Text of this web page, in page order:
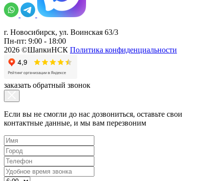
г. Новосибирск, ул. Воинская 63/3
Пн-пт: 9:00 - 18:00
2026 ©ШапкиНСК Политика конфиденциальности
заказать обратный звонок
Если вы не смогли до нас дозвониться, оставьте свои
контактные данные, и мы вам перезвоним